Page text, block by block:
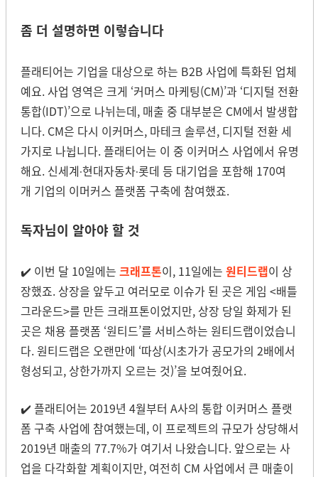
좀 더 설명하면 이렇습니다
플래티어는 기업을 대상으로 하는 B2B 사업에 특화된 업체
예요. 사업 영역은 크게 ‘커머스 마케팅(CM)’과 ‘디지털 전환
통합(IDT)’으로 나뉘는데, 매출 중 대부분은 CM에서 발생합
니다. CM은 다시 이커머스, 마테크 솔루션, 디지털 전환 세
가지로 나뉩니다. 플래티어는 이 중 이커머스 사업에서 유명
해요. 신세계·현대자동차·롯데 등 대기업을 포함해 170여
개 기업의 이머커스 플랫폼 구축에 참여했죠.
독자님이 알아야 할 것
✔️ 이번 달 10일에는 크래프톤이, 11일에는 원티드랩이 상
장했죠. 상장을 앞두고 여러모로 이슈가 된 곳은 게임 <배틀
그라운드>를 만든 크래프톤이었지만, 상장 당일 화제가 된
곳은 채용 플랫폼 ‘원티드’를 서비스하는 원티드랩이었습니
다. 원티드랩은 오랜만에 ‘따상(시초가가 공모가의 2배에서
형성되고, 상한가까지 오르는 것)’을 보여줬어요.
✔️ 플래티어는 2019년 4월부터 A사의 통합 이커머스 플랫
폼 구축 사업에 참여했는데, 이 프로젝트의 규모가 상당해서
2019년 매출의 77.7%가 여기서 나왔습니다. 앞으로는 사
업을 다각화할 계획이지만, 여전히 CM 사업에서 큰 매출이